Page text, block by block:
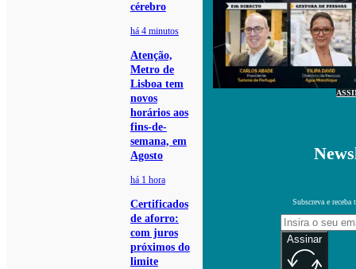
cérebro
há 4 minutos
Atenção,
Metro de
Lisboa tem
novos
horários aos
fins-de-
semana, em
Agosto
há 1 hora
Certificados
de aforro:
com juros
próximos do
limite
Subscreva e receba
Assinar